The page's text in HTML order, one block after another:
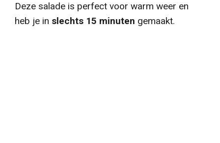
Deze salade is perfect voor warm weer en
heb je in slechts 15 minuten gemaakt.